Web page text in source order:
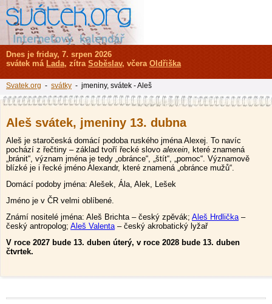
Aleš svátek, jmeniny 13. dubna
Aleš je staročeská domácí podoba ruského jména Alexej. To navíc
pochází z řečtiny – základ tvoří řecké slovo alexein, které znamená
„bránit“, význam jména je tedy „obránce“, „štít“, „pomoc“. Významově
blízké je i řecké jméno Alexandr, které znamená „obránce mužů“.
Domácí podoby jména: Alešek, Ála, Alek, Lešek
Jméno je v ČR velmi oblíbené.
Známí nositelé jména: Aleš Brichta – český zpěvák; Aleš Hrdlička–
český antropolog; Aleš Valenta– český akrobatický lyžař
V roce 2027 bude 13. duben úterý, v roce 2028 bude 13. duben
čtvrtek.
Dnes je friday, 7. srpen 2026
svátek má Lada, zítra Soběslav, včera Oldřiška
Svatek.org - svátky - jmeniny, svátek - Aleš